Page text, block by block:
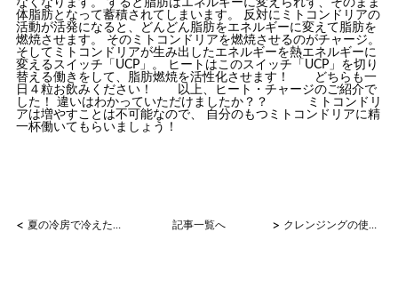
なくなります。 すると脂肪はエネルギーに変えられず、そのまま
体脂肪となって蓄積されてしまいます。 反対にミトコンドリアの
活動が活発になると、どんどん脂肪をエネルギーに変えて脂肪を
燃焼させます。 そのミトコンドリアを燃焼させるのがチャージ。
そしてミトコンドリアが生み出したエネルギーを熱エネルギーに
変えるスイッチ「UCP」。 ヒートはこのスイッチ「UCP」を切り
替える働きをして、脂肪燃焼を活性化させます！ どちらも一
日４粒お飲みください！ 以上、ヒート・チャージのご紹介で
した！ 違いはわかっていただけましたか？？ ミトコンドリ
アは増やすことは不可能なので、 自分のもつミトコンドリアに精
一杯働いてもらいましょう！
< 夏の冷房で冷えた体に… 記事一覧へ > クレンジングの使い方～夜～